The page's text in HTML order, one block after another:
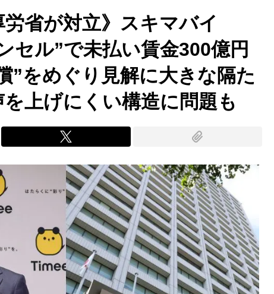
労省が対立》スキマバイ
セル”で未払い賃金300億円
”をめぐり見解に大きな隔た
上げにくい構造に問題も